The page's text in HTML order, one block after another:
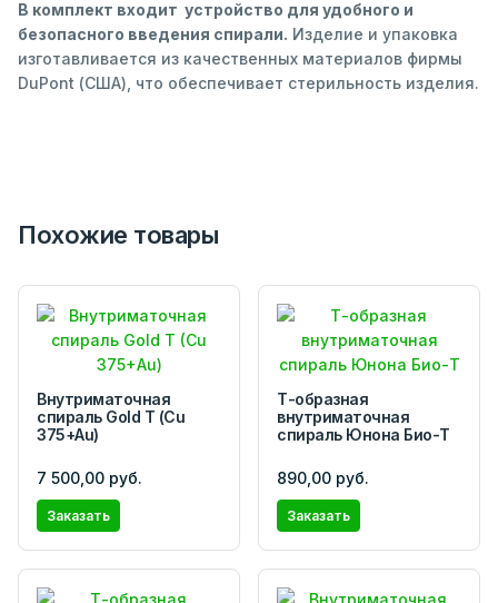
В комплект входит устройство для удобного и
безопасного введения спирали. Изделие и упаковка
изготавливается из качественных материалов фирмы
DuPont (США), что обеспечивает стерильность изделия.
Похожие товары
Внутриматочная
спираль Gold T (Cu
375+Au)
7 500,00 руб.
Заказать
Т-образная
внутриматочная
спираль Юнона Био-Т
890,00 руб.
Заказать